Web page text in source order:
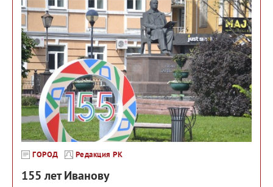
ГОРОД Редакция РК
155 лет Иванову